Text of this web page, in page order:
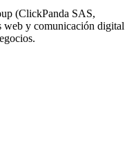
(ClickPanda SAS,
y comunicación digital